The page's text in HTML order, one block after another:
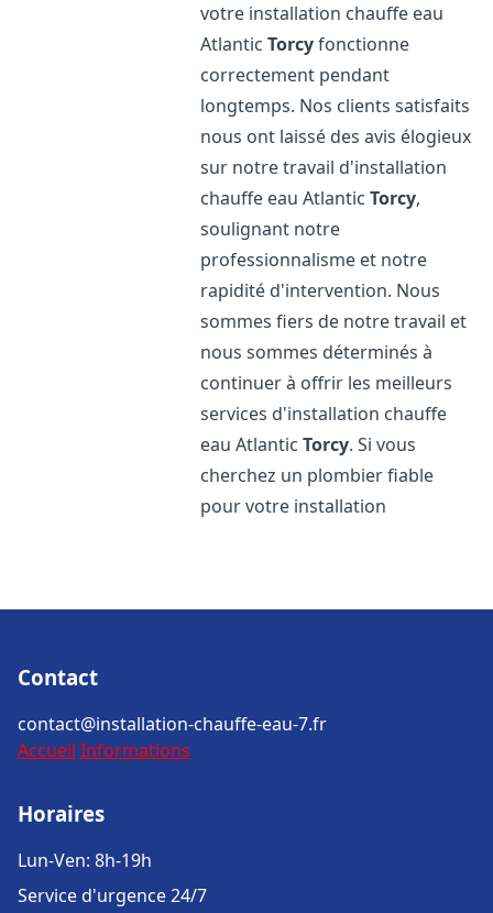
votre installation chauffe eau
AtlanticTorcyfonctionne
correctement pendant
longtemps. Nos clients satisfaits
nous ont laissé des avis élogieux
sur notre travail d'installation
chauffe eau AtlanticTorcy,
soulignant notre
professionnalisme et notre
rapidité d'intervention. Nous
sommes fiers de notre travail et
nous sommes déterminés à
continuer à offrir les meilleurs
services d'installation chauffe
eau AtlanticTorcy. Si vous
cherchez un plombier fiable
pour votre installation
Contact
contact@installation-chauffe-eau-7.fr
Accueil Informations
Horaires
Lun-Ven: 8h-19h
Service d'urgence 24/7